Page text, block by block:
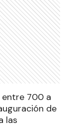
entre 700 a
de
las